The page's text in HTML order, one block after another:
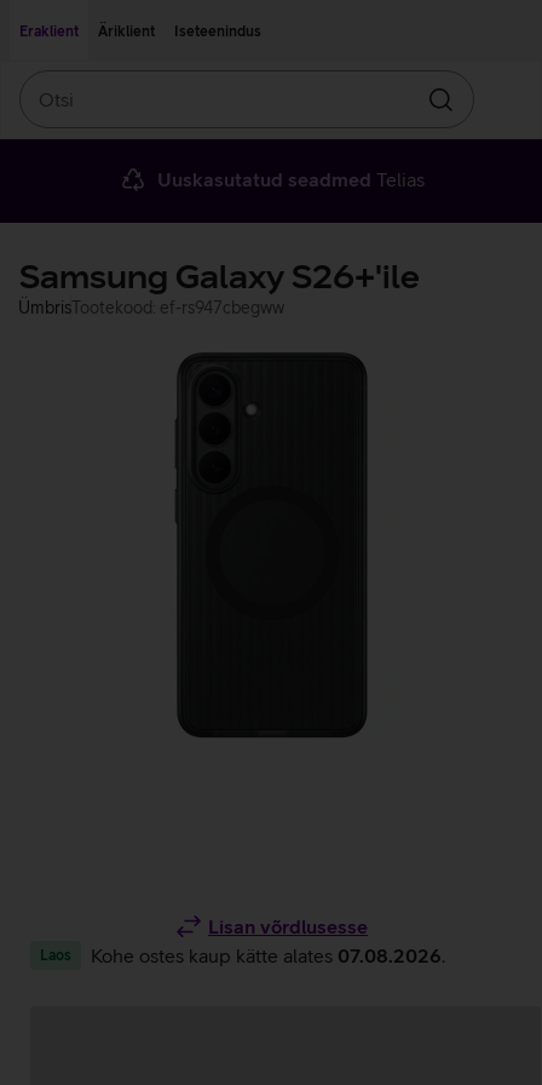
Eraklient
Äriklient Iseteenindus
Otsin
Uuskasutatud seadmed Telias
Samsung Galaxy S26+'ile
ÜmbrisTootekood: ef-rs947cbegww
Lisan võrdlusesse
Laos Kohe ostes kaup kätte alates 07.08.2026